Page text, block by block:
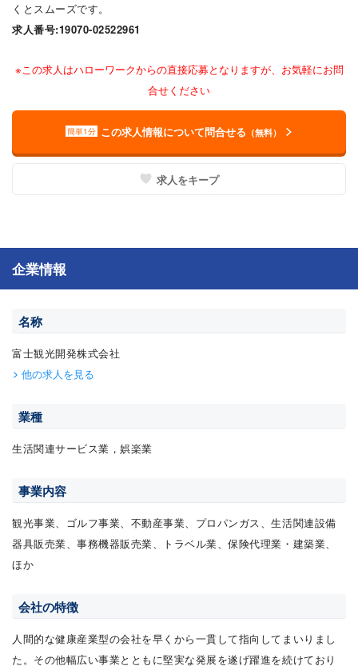
くとスムーズです。
求人番号:19070-02522961
※この求人はハローワークからの直接応募となりますが、お気軽にお問
合せください
簡単1分 この求人情報について問合せる （無料）
求人をキープ
企業情報
名称
富士観光開発株式会社
他の求人を見る
業種
生活関連サービス業，娯楽業
事業内容
観光事業、ゴルフ事業、不動産事業、プロパンガス、生活関連設備
器具販売業、事務機器販売業、トラベル業、保険代理業・建築業、
ほか
会社の特徴
人間的な健康産業型の会社を早くから一貫して指向してまいりまし
た。その他幅広い事業とともに堅実な発展を遂げ躍進を続けており